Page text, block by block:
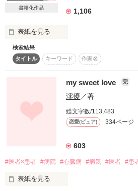
嫌われていると思っていた幼なじみは
秘密を知ったのをいいことに。
『胡桃にこっち見てほしかったから、
ごめんな？』
授業中にも関わらず、
甘い心の声で話しかけてくる。
『はぁ、かわいい。
めちゃくちゃかわいい。もっとキスし
執筆開始  2024 1/31〜
全ページ公開     3/30
読者数2000人突破！(2024/6/20)
読者数3000人突破！(2025/4/3)
初回ランキング入り  2024 3/31
恋愛(キケン･ダーク･不良)：21位
【最高順位】
総合：1位
作品を読む
2022年4月25日発売
ゆる系無自覚ヤンデレ男
秋道
─あきみち─
「……手枷」
甘く、優しく、盲目的で――。
……ああ、お前が可愛いのはいつものこ
――愛を知った魔王子さまは、もう誰
「欲しいものがあれば俺に言え。すべ
魔王子さまとの甘すぎる婚約生活、始
書籍化作品 1,106
表紙を見る
最強の魔王子さまから、甘い寵愛を受
真実の愛によって、目覚めた女神の能力
そして――シンデレラ争奪戦が始まる。
「お前、俺のこと男だって思ってないだ
検索結果
タイトル
キーワード 作家名
my sweet love 完
澪優／著
総文字数/113,483
恋愛(ピュア) 334ページ
603
#医者×患者 #病院 #心臓病 #病気 #医者 #患
表紙を見る